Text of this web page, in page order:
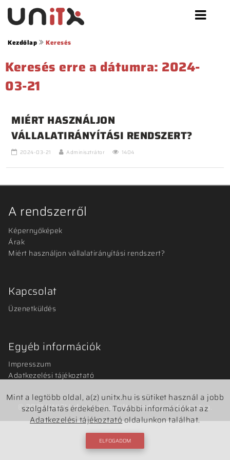
Kezdőlap Keresés
Keresés erre a dátumra: 2024-
03-21
MIÉRT HASZNÁLJON
VÁLLALATIRÁNYÍTÁSI RENDSZERT?
2024-03-21 Adminisztrátor 1404
A rendszerről
Képernyőképek
Árak
Miért használjon vállalatirányítási rendszert?
Kapcsolat
Üzenetküldés
Egyéb információk
Impresszum
Adatkezelési tájékoztató
© 2021 UNITI Informatikai Kft. Minden jog fentartva.
Mint a legtöbb oldal, a(z) unitx.hu is sütiket használ a jobb
szolgáltatás érdekében. További információkat az
Adatkezelési tájékoztatóoldalunkon találhat.
ELFOGADOM